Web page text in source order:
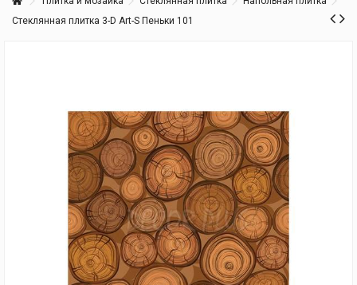
Стеклянная плитка 3-D Art-S Пеньки 101